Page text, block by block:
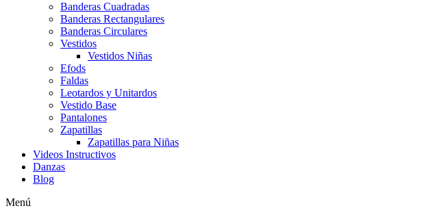
Banderas Cuadradas
Banderas Rectangulares
Banderas Circulares
Vestidos
Vestidos Niñas
Efods
Faldas
Leotardos y Unitardos
Vestido Base
Pantalones
Zapatillas
Zapatillas para Niñas
Videos Instructivos
Danzas
Blog
Menú